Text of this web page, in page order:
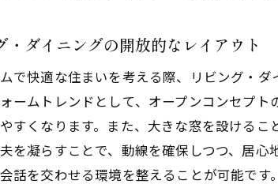
・ダイニングの開放的なレイアウト
で快適な住まいを考える際、リビング・
ームトレンドとして、オープンコンセプ
すくなります。また、大きな窓を設ける
を凝らすことで、動線を確保しつつ、居
話を交わせる環境を整えることが可能で